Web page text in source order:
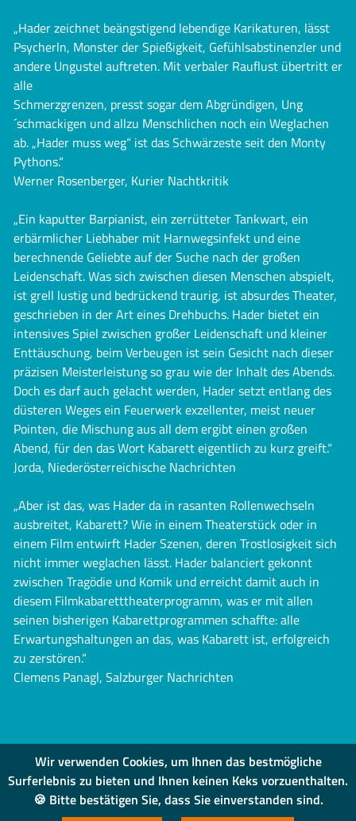
Wir verwenden Cookies, um Ihnen das bestmögliche
Surferlebnis zu bieten und Ihnen keinen Keks vorzuenthalten.
🍪 Bitte bestätigen Sie, dass Sie einverstanden sind.
„Hader zeichnet beängstigend lebendige Karikaturen, lässt
Psycherln, Monster der Spießigkeit, Gefühlsabstinenzler und
andere Ungustel auftreten. Mit verbaler Rauflust übertritt er
alle
Schmerzgrenzen, presst sogar dem Abgründigen, Ung
´schmackigen und allzu Menschlichen noch ein Weglachen
ab. „Hader muss weg“ ist das Schwärzeste seit den Monty
Pythons.“
Werner Rosenberger, Kurier Nachtkritik
„Ein kaputter Barpianist, ein zerrütteter Tankwart, ein
erbärmlicher Liebhaber mit Harnwegsinfekt und eine
berechnende Geliebte auf der Suche nach der großen
Leidenschaft. Was sich zwischen diesen Menschen abspielt,
ist grell lustig und bedrückend traurig, ist absurdes Theater,
geschrieben in der Art eines Drehbuchs. Hader bietet ein
intensives Spiel zwischen großer Leidenschaft und kleiner
Enttäuschung, beim Verbeugen ist sein Gesicht nach dieser
präzisen Meisterleistung so grau wie der Inhalt des Abends.
Doch es darf auch gelacht werden, Hader setzt entlang des
düsteren Weges ein Feuerwerk exzellenter, meist neuer
Pointen, die Mischung aus all dem ergibt einen großen
Abend, für den das Wort Kabarett eigentlich zu kurz greift.“
Jorda, Niederösterreichische Nachrichten
„Aber ist das, was Hader da in rasanten Rollenwechseln
ausbreitet, Kabarett? Wie in einem Theaterstück oder in
einem Film entwirft Hader Szenen, deren Trostlosigkeit sich
nicht immer weglachen lässt. Hader balanciert gekonnt
zwischen Tragödie und Komik und erreicht damit auch in
diesem Filmkabaretttheaterprogramm, was er mit allen
seinen bisherigen Kabarettprogrammen schaffte: alle
Erwartungshaltungen an das, was Kabarett ist, erfolgreich
zu zerstören.“
Clemens Panagl, Salzburger Nachrichten
IMPRESSUM |DATENSCHUTZ